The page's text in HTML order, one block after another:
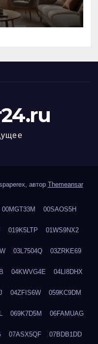
автор Themeansar
00MGT33M 00SAOS5H
019K5LTP 01WS9NX2
03L7504Q 03ZRKE69
04KWVG4E 04LI8DHX
04ZFIS6W 059KC9DM
069K7D5M 06FAMUAG
07ASX5QF 07BDB1DD